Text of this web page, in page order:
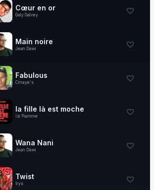
Cœur en or
Galy Galvey
Main noire
Jean Dawi
Fabulous
Cmaye's
la fille là est moche
Izi Flamme
Wana Nani
Jean Dawi
Twist
Irys